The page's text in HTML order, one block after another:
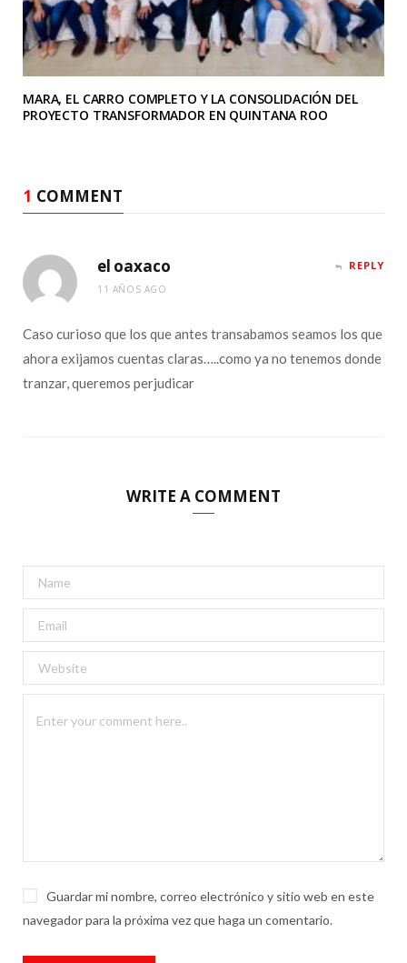
MARA, EL CARRO COMPLETO Y LA CONSOLIDACIÓN DEL
PROYECTO TRANSFORMADOR EN QUINTANA ROO
1 COMMENT
el oaxaco
11 AÑOS AGO
REPLY
Caso curioso que los que antes transabamos seamos los que
ahora exijamos cuentas claras…..como ya no tenemos donde
tranzar, queremos perjudicar
WRITE A COMMENT
Guardar mi nombre, correo electrónico y sitio web en este
navegador para la próxima vez que haga un comentario.